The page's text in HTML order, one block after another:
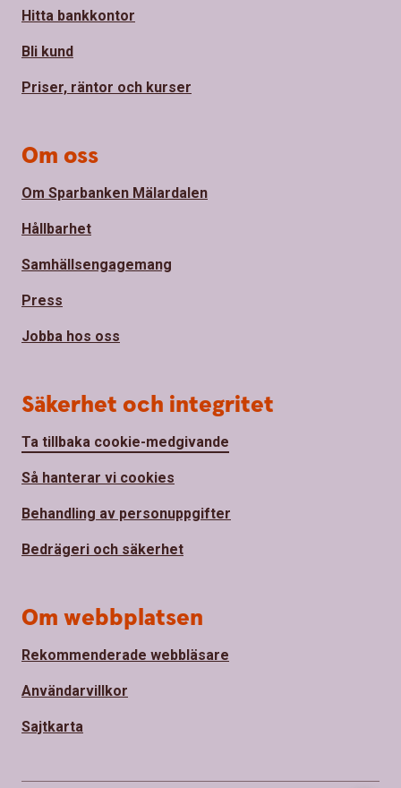
Hitta bankkontor
Bli kund
Priser, räntor och kurser
Om oss
Om Sparbanken Mälardalen
Hållbarhet
Samhällsengagemang
Press
Jobba hos oss
Säkerhet och integritet
Ta tillbaka cookie-medgivande
Så hanterar vi cookies
Behandling av personuppgifter
Bedrägeri och säkerhet
Om webbplatsen
Rekommenderade webbläsare
Användarvillkor
Sajtkarta